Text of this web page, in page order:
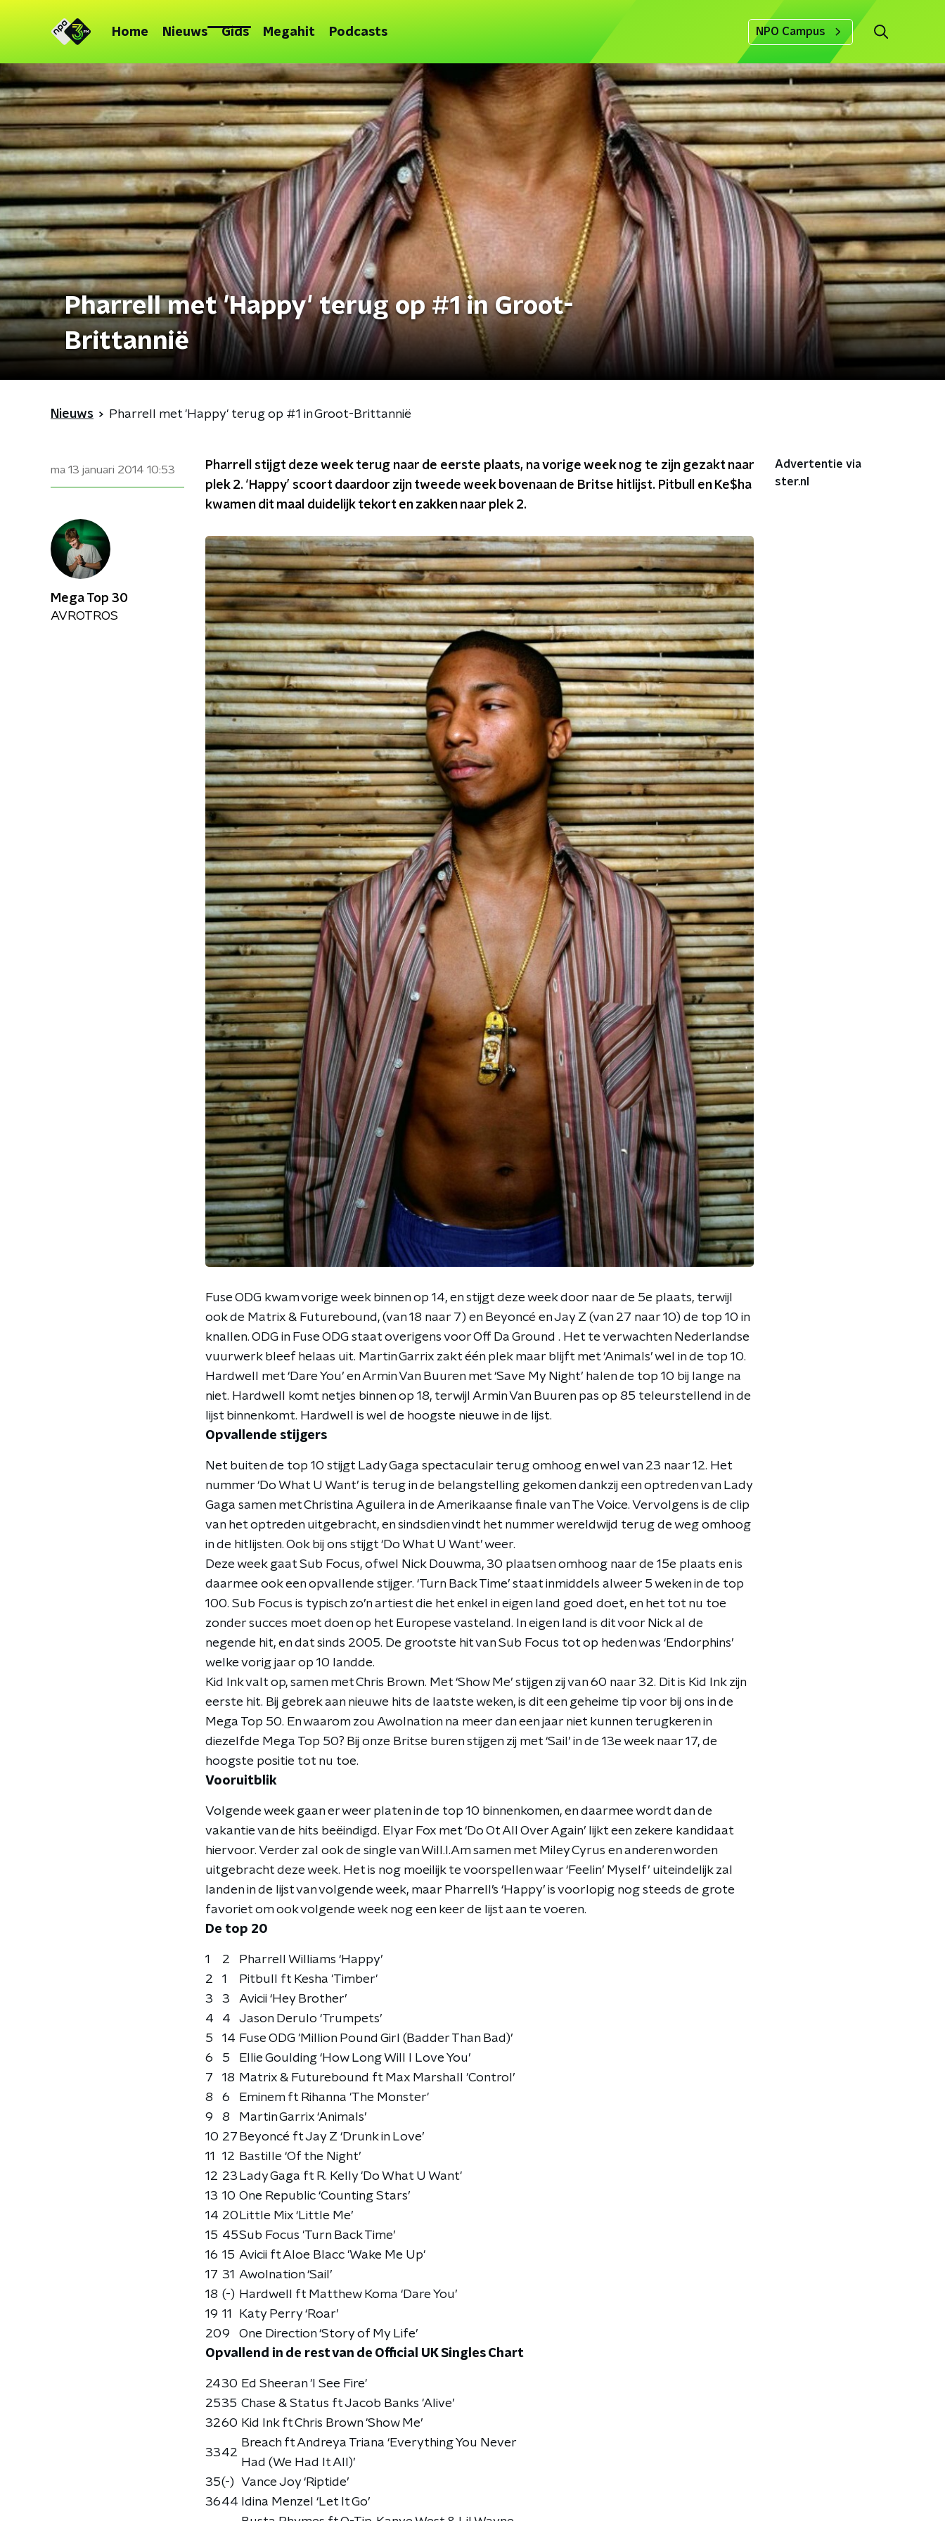
Home Nieuws Gids Megahit Podcasts NPO Campus
Pharrell met 'Happy' terug op #1 in Groot-
Brittannië
Nieuws Pharrell met 'Happy' terug op #1 in Groot-Brittannië
ma 13 januari 2014 10:53
Pharrell stijgt deze week terug naar de eerste plaats, na vorige week nog te zijn gezakt naar
plek 2. ‘Happy’ scoort daardoor zijn tweede week bovenaan de Britse hitlijst. Pitbull en Ke$ha
kwamen dit maal duidelijk tekort en zakken naar plek 2.
Fuse ODG kwam vorige week binnen op 14, en stijgt deze week door naar de 5e plaats, terwijl
ook de Matrix & Futurebound, (van 18 naar 7) en Beyoncé en Jay Z (van 27 naar 10) de top 10 in
knallen. ODG in Fuse ODG staat overigens voor Off Da Ground . Het te verwachten Nederlandse
vuurwerk bleef helaas uit. Martin Garrix zakt één plek maar blijft met ‘Animals’ wel in de top 10.
Hardwell met ‘Dare You’ en Armin Van Buuren met ‘Save My Night’ halen de top 10 bij lange na
niet. Hardwell komt netjes binnen op 18, terwijl Armin Van Buuren pas op 85 teleurstellend in de
lijst binnenkomt. Hardwell is wel de hoogste nieuwe in de lijst.
Opvallende stijgers
Net buiten de top 10 stijgt Lady Gaga spectaculair terug omhoog en wel van 23 naar 12. Het
nummer ‘Do What U Want’ is terug in de belangstelling gekomen dankzij een optreden van Lady
Gaga samen met Christina Aguilera in de Amerikaanse finale van The Voice. Vervolgens is de clip
van het optreden uitgebracht, en sindsdien vindt het nummer wereldwijd terug de weg omhoog
in de hitlijsten. Ook bij ons stijgt ‘Do What U Want’ weer.
Deze week gaat Sub Focus, ofwel Nick Douwma, 30 plaatsen omhoog naar de 15e plaats en is
daarmee ook een opvallende stijger. ‘Turn Back Time’ staat inmiddels alweer 5 weken in de top
100. Sub Focus is typisch zo’n artiest die het enkel in eigen land goed doet, en het tot nu toe
zonder succes moet doen op het Europese vasteland. In eigen land is dit voor Nick al de
negende hit, en dat sinds 2005. De grootste hit van Sub Focus tot op heden was ‘Endorphins’
welke vorig jaar op 10 landde.
Kid Ink valt op, samen met Chris Brown. Met ‘Show Me’ stijgen zij van 60 naar 32. Dit is Kid Ink zijn
eerste hit. Bij gebrek aan nieuwe hits de laatste weken, is dit een geheime tip voor bij ons in de
Mega Top 50. En waarom zou Awolnation na meer dan een jaar niet kunnen terugkeren in
diezelfde Mega Top 50? Bij onze Britse buren stijgen zij met ‘Sail’ in de 13e week naar 17, de
hoogste positie tot nu toe.
Vooruitblik
Volgende week gaan er weer platen in de top 10 binnenkomen, en daarmee wordt dan de
vakantie van de hits beëindigd. Elyar Fox met ‘Do Ot All Over Again’ lijkt een zekere kandidaat
hiervoor. Verder zal ook de single van Will.I.Am samen met Miley Cyrus en anderen worden
uitgebracht deze week. Het is nog moeilijk te voorspellen waar ‘Feelin’ Myself’ uiteindelijk zal
landen in de lijst van volgende week, maar Pharrell’s ‘Happy’ is voorlopig nog steeds de grote
favoriet om ook volgende week nog een keer de lijst aan te voeren.
De top 20
1 2
Pharrell Williams ‘Happy’
2
1
Pitbull ft Kesha 'Timber'
3
3
Avicii ‘Hey Brother’
4
4
Jason Derulo ‘Trumpets’
5
14 Fuse ODG 'Million Pound Girl (Badder Than Bad)’
6
5
Ellie Goulding ‘How Long Will I Love You’
7
18 Matrix & Futurebound ft Max Marshall 'Control’
8
6
Eminem ft Rihanna 'The Monster'
9
8
Martin Garrix ‘Animals’
10 27 Beyoncé ft Jay Z ‘Drunk in Love’
11
12 Bastille ‘Of the Night’
12 23 Lady Gaga ft R. Kelly 'Do What U Want'
13 10 One Republic ‘Counting Stars’
14 20 Little Mix ‘Little Me’
15 45Sub Focus 'Turn Back Time’
16 15 Avicii ft Aloe Blacc 'Wake Me Up'
17 31 Awolnation ‘Sail’
18 (-) Hardwell ft Matthew Koma ‘Dare You’
19 11
Katy Perry ‘Roar’
209
One Direction ‘Story of My Life’
Opvallend in de rest van de Official UK Singles Chart
2430 Ed Sheeran 'I See Fire'
2535 Chase & Status ft Jacob Banks 'Alive’
3260 Kid Ink ft Chris Brown 'Show Me’
3342
Breach ft Andreya Triana ‘Everything You Never
Had (We Had It All)’
35(-)
Vance Joy ‘Riptide’
3644 Idina Menzel ‘Let It Go’
Advertentie via
ster.nl
Mega Top 30
AVROTROS